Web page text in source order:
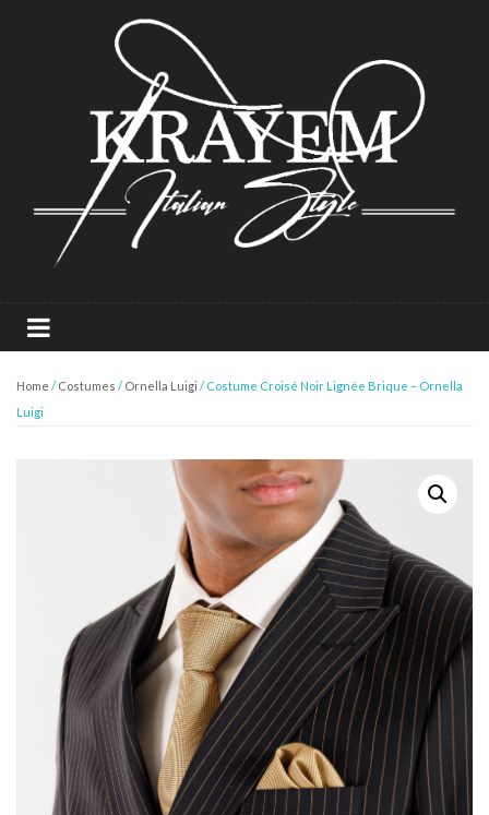
Home / Costumes / Ornella Luigi / Costume Croisé Noir Lignée Brique – Ornella
Luigi